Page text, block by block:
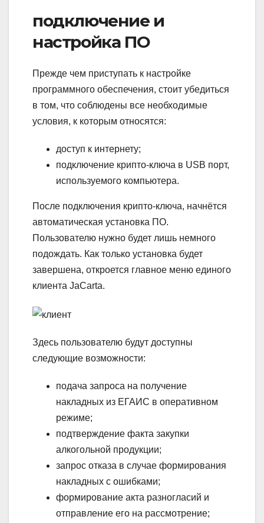
подключение и
настройка ПО
Прежде чем приступать к настройке
программного обеспечения, стоит убедиться
в том, что соблюдены все необходимые
условия, к которым относятся:
доступ к интернету;
подключение крипто-ключа в USB порт,
используемого компьютера.
После подключения крипто-ключа, начнётся
автоматическая установка ПО.
Пользователю нужно будет лишь немного
подождать. Как только установка будет
завершена, откроется главное меню единого
клиента JaCarta.
Здесь пользователю будут доступны
следующие возможности:
подача запроса на получение
накладных из ЕГАИС в оперативном
режиме;
подтверждение факта закупки
алкогольной продукции;
запрос отказа в случае формирования
накладных с ошибками;
формирование акта разногласий и
отправление его на рассмотрение;